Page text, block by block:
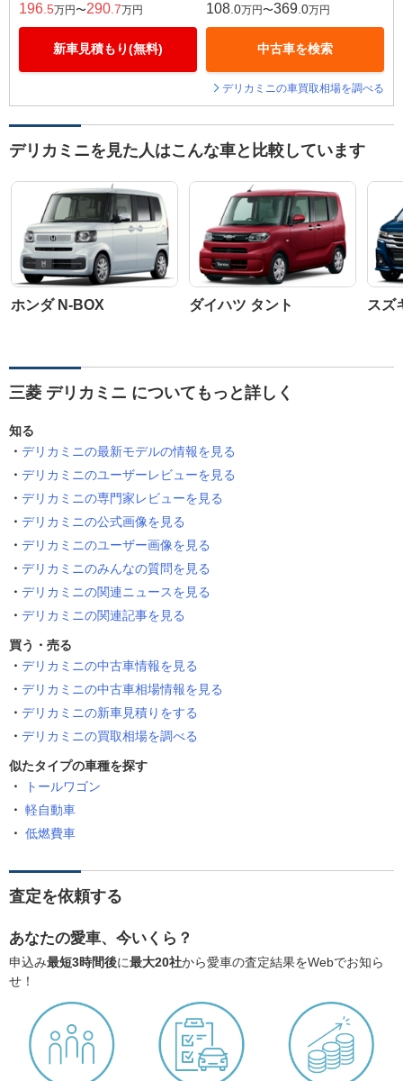
196 .5万円〜290 .7万円
新車見積もり(無料)
108 .0万円〜369 .0万円
中古車を検索
デリカミニの車買取相場を調べる
デリカミニを見た人はこんな車と比較しています
ホンダ N-BOX ダイハツ タント スズ
三菱 デリカミニ についてもっと詳しく
知る
デリカミニの最新モデルの情報を見る
デリカミニのユーザーレビューを見る
デリカミニの専門家レビューを見る
デリカミニの公式画像を見る
デリカミニのユーザー画像を見る
デリカミニのみんなの質問を見る
デリカミニの関連ニュースを見る
デリカミニの関連記事を見る
買う・売る
デリカミニの中古車情報を見る
デリカミニの中古車相場情報を見る
デリカミニの新車見積りをする
デリカミニの買取相場を調べる
似たタイプの車種を探す
トールワゴン
軽自動車
低燃費車
査定を依頼する
あなたの愛車、今いくら？
申込み最短3時間後に最大20社から愛車の査定結果をWebでお知ら
せ！